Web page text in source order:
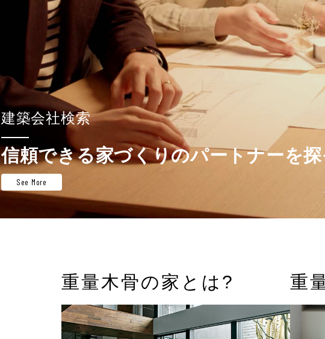
建築会社検索
信頼できる家づくりのパートナーを
See More
重量木骨の家とは? 重